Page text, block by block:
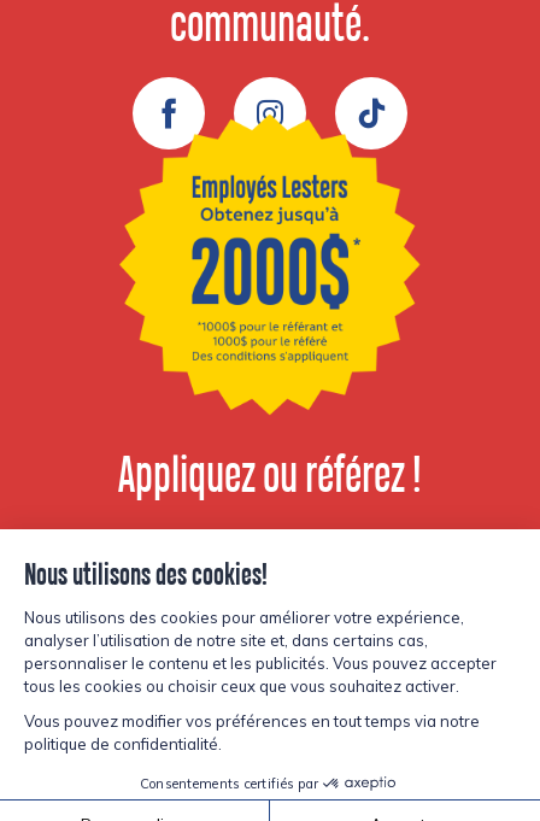
communauté.
Facebook Instagram TikTok
Appliquez ou référez !
Voir les postes
disponibles
© Copyright Lesters 2026Politique de confidentialitéSite parKryzalid